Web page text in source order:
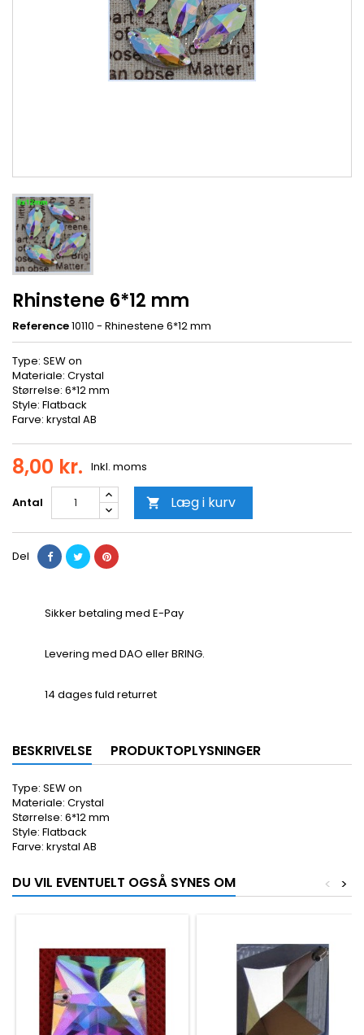
Rhinstene 6*12 mm
Reference10110 - Rhinestene 6*12 mm
Type: SEW on
Materiale: Crystal
Størrelse: 6*12 mm
Style: Flatback
Farve: krystal AB
8,00 kr. Inkl. moms
Antal  Læg i kurv
Del
Sikker betaling med E-Pay
Levering med DAO eller BRING.
14 dages fuld returret
BESKRIVELSE PRODUKTOPLYSNINGER
Type: SEW on
Materiale: Crystal
Størrelse: 6*12 mm
Style: Flatback
Farve: krystal AB
DU VIL EVENTUELT OGSÅ SYNES OM >
<